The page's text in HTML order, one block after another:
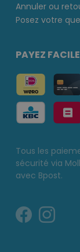
Annuler ou
Posez votre
PAYEZ
Tous les
sécurité via
avec Bpost.